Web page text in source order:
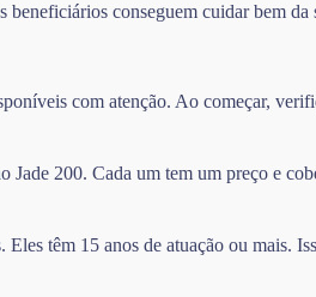
conseguem cuidar bem
com atenção. Ao começar,
200. Cada um tem um preço e
têm 15 anos de atuação ou mais.